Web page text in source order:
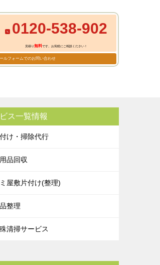
0120-538-902
見積り無料です。お気軽にご相談ください！
ルフォームでのお問い合わせ
ス一覧情報
け・掃除代行
品回収
屋敷片付け(整理)
整理
清掃サービス